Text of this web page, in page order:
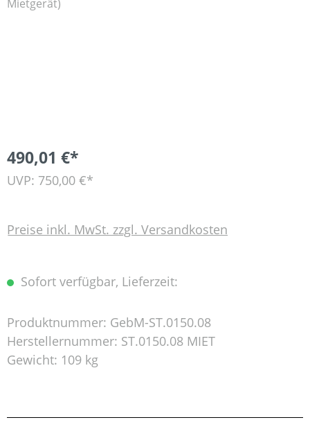
490,01 €*
UVP: 750,00 €*
Preise inkl. MwSt. zzgl. Versandkosten
Sofort verfügbar, Lieferzeit:
Produktnummer: GebM-ST.0150.08
Herstellernummer: ST.0150.08 MIET
Gewicht: 109 kg